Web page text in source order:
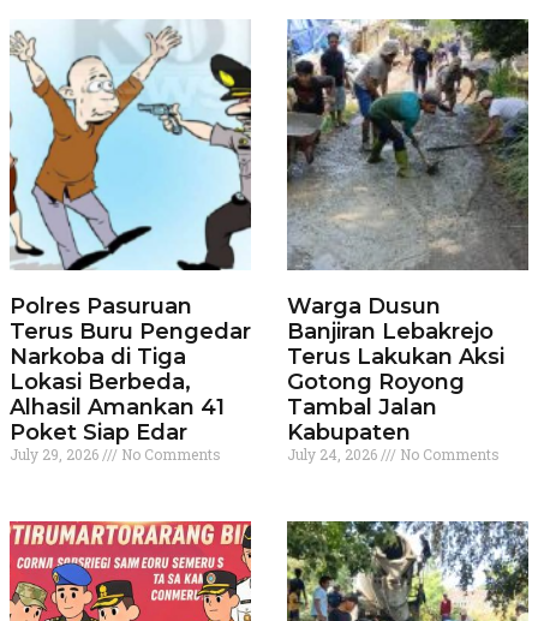
Polres Pasuruan
Terus Buru Pengedar
Narkoba di Tiga
Lokasi Berbeda,
Alhasil Amankan 41
Poket Siap Edar
July 29, 2026 No Comments
Warga Dusun
Banjiran Lebakrejo
Terus Lakukan Aksi
Gotong Royong
Tambal Jalan
Kabupaten
July 24, 2026 No Comments